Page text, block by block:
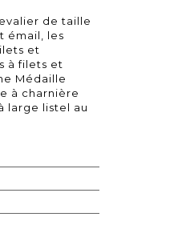
de taille
émail, les
et
à filets et
Médaille
à charnière
large listel au